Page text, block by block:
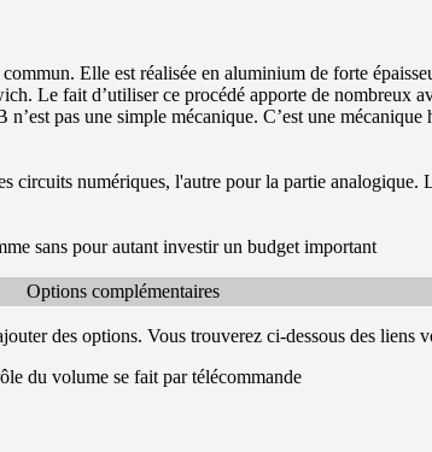
Elle est réalisée en aluminium de forte
Le fait d’utiliser ce procédé apporte de nombreux
pas une simple mécanique. C’est une mécanique
numériques, l'autre pour la partie
sans pour autant investir un budget important
Options complémentaires
des options. Vous trouverez ci-dessous des liens
du volume se fait par télécommande